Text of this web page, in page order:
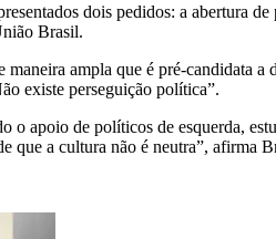
dois pedidos: a abertura
Brasil.
ampla que é pré-candidata
existe perseguição política”.
o apoio de políticos de esquerda,
que a cultura não é neutra”, afirma